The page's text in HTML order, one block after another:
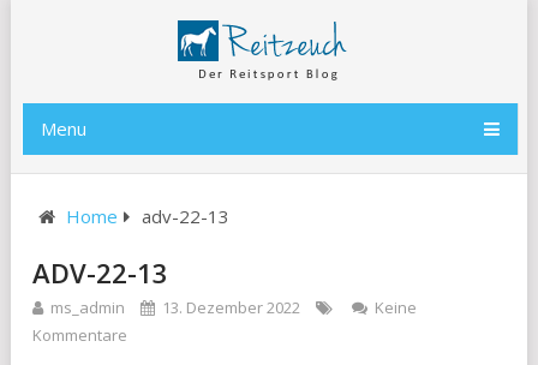
Menu
Home adv-22-13
ADV-22-13
ms_admin 13. Dezember 2022
Keine
Kommentare